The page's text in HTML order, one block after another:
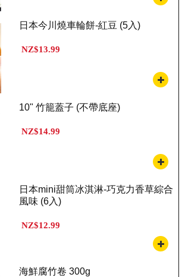
日本今川燒車輪餅-紅豆 (5入)
NZ$13.99
10" 竹籠蓋子 (不帶底座)
NZ$14.99
日本mini甜筒冰淇淋-巧克力香草綜合
風味 (6入)
NZ$12.99
海鮮腐竹卷 300g